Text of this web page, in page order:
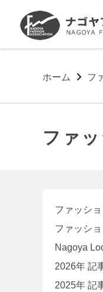
ホーム フ
ファ
ファッシ
ファッシ
Nagoya
2026年 記
2025年 記